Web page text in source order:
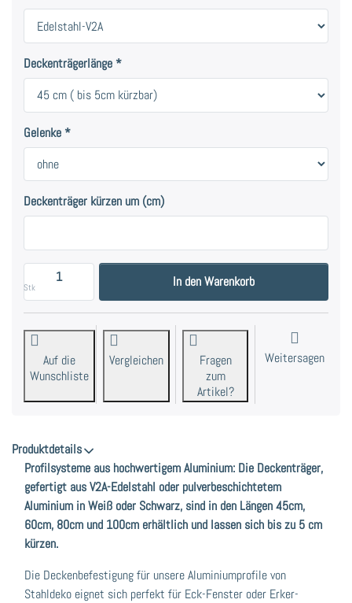
Deckenträgerlänge
Gelenke
Deckenträger kürzen um (cm)
Stk
Deckenträger Edelstahl, Weiß oder Schwarz für alle
In den Warenkorb
Auf die
Wunschliste
Vergleichen
Fragen
zum
Artikel?
Weitersagen
Produktdetails
Profilsysteme aus hochwertigem Aluminium: Die Deckenträger,
gefertigt aus V2A-Edelstahl oder pulverbeschichtetem
Aluminium in Weiß oder Schwarz, sind in den Längen 45cm,
60cm, 80cm und 100cm erhältlich und lassen sich bis zu 5 cm
kürzen.
Die Deckenbefestigung für unsere Aluminiumprofile von
Stahldeko eignet sich perfekt für Eck-Fenster oder Erker-